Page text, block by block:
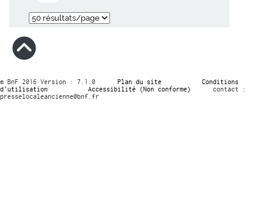
© BnF 2016 Version : 7.1.0 Plan du site
Conditions
d’utilisation
Accessibilité (Non conforme)
contact :
presselocaleancienne@bnf.fr